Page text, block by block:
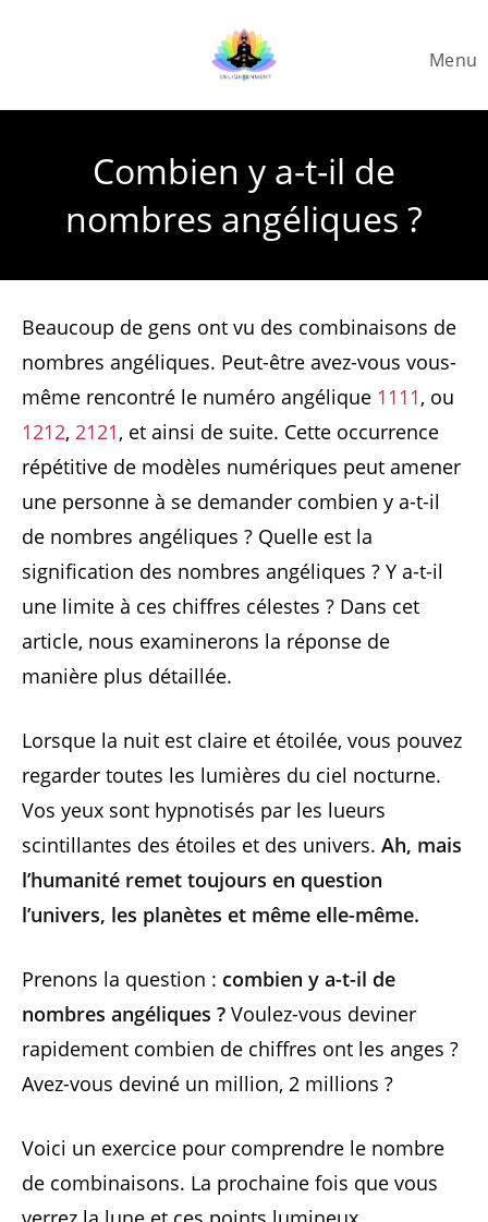
Menu
Combien y a-t-il de
nombres angéliques ?
Beaucoup de gens ont vu des combinaisons de
nombres angéliques. Peut-être avez-vous vous-
même rencontré le numéro angélique 1111, ou
1212, 2121, et ainsi de suite. Cette occurrence
répétitive de modèles numériques peut amener
une personne à se demander combien y a-t-il
de nombres angéliques ? Quelle est la
signification des nombres angéliques ? Y a-t-il
une limite à ces chiffres célestes ? Dans cet
article, nous examinerons la réponse de
manière plus détaillée.
Lorsque la nuit est claire et étoilée, vous pouvez
regarder toutes les lumières du ciel nocturne.
Vos yeux sont hypnotisés par les lueurs
scintillantes des étoiles et des univers. Ah, mais
l’humanité remet toujours en question
l’univers, les planètes et même elle-même.
Prenons la question : combien y a-t-il de
nombres angéliques ? Voulez-vous deviner
rapidement combien de chiffres ont les anges ?
Avez-vous deviné un million, 2 millions ?
Voici un exercice pour comprendre le nombre
de combinaisons. La prochaine fois que vous